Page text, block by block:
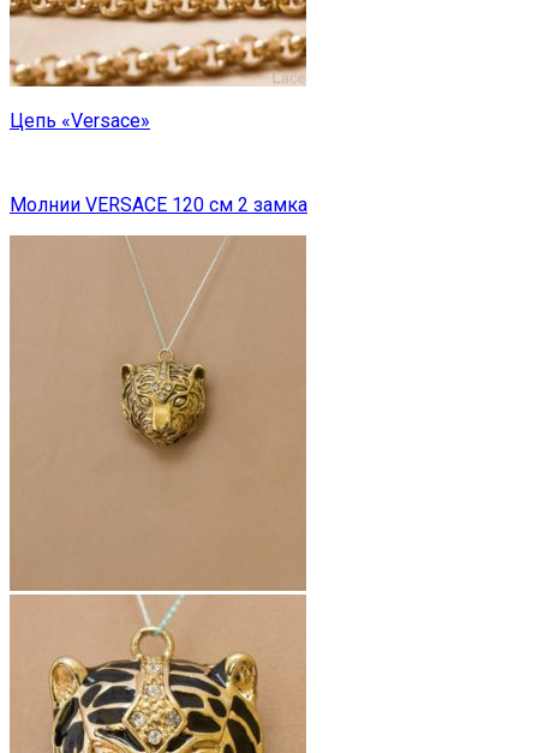
Цепь «Versace»
Молнии VERSACE 120 см 2 замка